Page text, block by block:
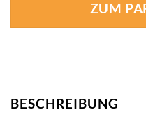
ZUM
BESCHREIBUNG